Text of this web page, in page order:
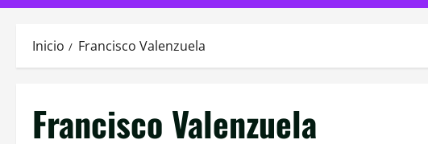
Inicio Francisco Valenzuela
Francisco Valenzuela